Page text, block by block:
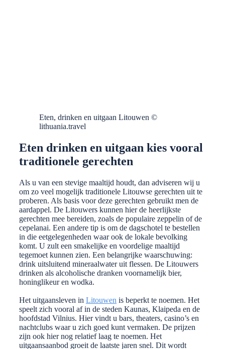
Eten, drinken en uitgaan Litouwen ©
lithuania.travel
Eten drinken en uitgaan kies vooral
traditionele gerechten
Als u van een stevige maaltijd houdt, dan adviseren wij u
om zo veel mogelijk traditionele Litouwse gerechten uit te
proberen. Als basis voor deze gerechten gebruikt men de
aardappel. De Litouwers kunnen hier de heerlijkste
gerechten mee bereiden, zoals de populaire zeppelin of de
cepelanai. Een andere tip is om de dagschotel te bestellen
in die eetgelegenheden waar ook de lokale bevolking
komt. U zult een smakelijke en voordelige maaltijd
tegemoet kunnen zien. Een belangrijke waarschuwing:
drink uitsluitend mineraalwater uit flessen. De Litouwers
drinken als alcoholische dranken voornamelijk bier,
honinglikeur en wodka.
Het uitgaansleven in Litouwen is beperkt te noemen. Het
speelt zich vooral af in de steden Kaunas, Klaipeda en de
hoofdstad Vilnius. Hier vindt u bars, theaters, casino’s en
nachtclubs waar u zich goed kunt vermaken. De prijzen
zijn ook hier nog relatief laag te noemen. Het
uitgaansaanbod groeit de laatste jaren snel. Dit wordt